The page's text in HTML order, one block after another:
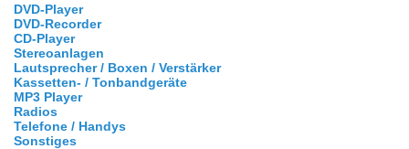
DVD-Player
DVD-Recorder
CD-Player
Stereoanlagen
Lautsprecher / Boxen / Verstärker
Kassetten- / Tonbandgeräte
MP3 Player
Radios
Telefone / Handys
Sonstiges